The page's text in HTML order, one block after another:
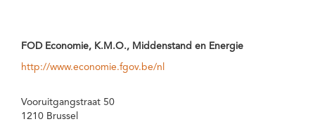
FOD Economie, K.M.O., Middenstand en Energie
http://www.economie.fgov.be/nl
Vooruitgangstraat 50
1210 Brussel